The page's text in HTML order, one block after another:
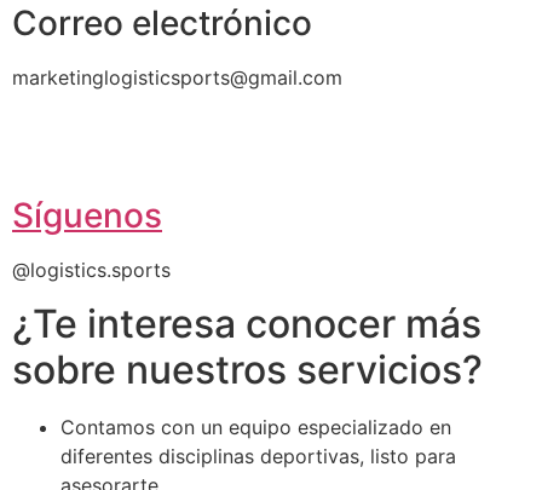
Correo electrónico
marketinglogisticsports@gmail.com
Síguenos
@logistics.sports
¿Te interesa conocer más
sobre nuestros servicios?
Contamos con un equipo especializado en
diferentes disciplinas deportivas, listo para
asesorarte.